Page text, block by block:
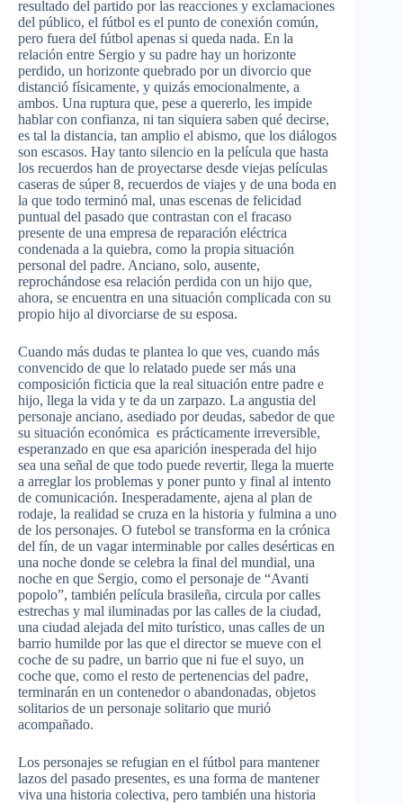
resultado del partido por las reacciones y exclamaciones
del público, el fútbol es el punto de conexión común,
pero fuera del fútbol apenas si queda nada. En la
relación entre Sergio y su padre hay un horizonte
perdido, un horizonte quebrado porun divorcio que
distanció físicamente, y quizás emocionalmente, a
ambos. Una ruptura que, pese a quererlo, les impide
hablarcon confianza, ni tan siquiera saben qué decirse,
es tal la distancia, tan amplio el abismo, que los diálogos
son escasos. Hay tanto silencio en la película que hasta
los recuerdos han de proyectarse desde viejas películas
caseras de súper8, recuerdos de viajes y de una boda en
la que todo terminó mal, unas escenas de felicidad
puntual del pasado que contrastan con el fracaso
presente de una empresa de reparación eléctrica
condenada a la quiebra, como la propia situación
personal del padre. Anciano, solo, ausente,
reprochándose esa relación perdida con un hijo que,
ahora, se encuentra en una situación complicada con su
propio hijo al divorciarse de su esposa.
Cuando más dudas te plantea lo que ves, cuando más
convencido de que lo relatado puede ser más una
composición ficticia que la real situación entre padre e
hijo, llega la vida y te da un zarpazo. La angustia del
personaje anciano, asediado por deudas, sabedorde que
su situación económica es prácticamente irreversible,
esperanzado en que esa aparición inesperada del hijo
sea una señal de que todo puede revertir, llega la muerte
a arreglarlos problemas y poner punto y final al intento
de comunicación. Inesperadamente, ajena al plan de
rodaje, la realidad se cruza en la historia y fulmina a uno
de los personajes. O futebol se transforma en la crónica
del fín, de un vagarinterminable por calles desérticas en
una noche donde se celebra la final del mundial, una
noche en que Sergio, como el personaje de “Avanti
popolo”, también película brasileña, circula por calles
estrechas y mal iluminadas por las calles de la ciudad,
una ciudad alejada del mito turístico, unas calles de un
barrio humilde por las que el director se mueve con el
coche de su padre, un barrio que ni fue el suyo, un
coche que, como el resto de pertenencias del padre,
terminarán en un contenedoro abandonadas, objetos
solitarios de un personaje solitario que murió
acompañado.
Los personajes se refugian en el fútbol para mantener
lazos del pasado presentes, es una forma de mantener
viva una historia colectiva, pero también una historia